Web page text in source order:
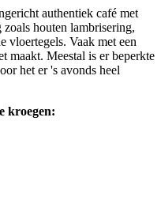
authentiek café met
houten lambrisering,
vloertegels. Vaak met een
maakt. Meestal is er beperkte
het er 's avonds heel
kroegen: